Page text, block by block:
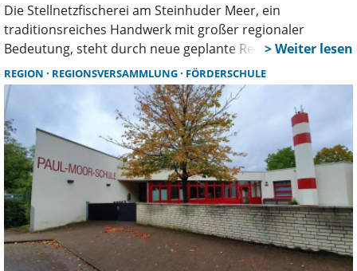
Die Stellnetzfischerei am Steinhuder Meer, ein
traditionsreiches Handwerk mit großer regionaler
Bedeutung, steht durch neue geplante Regelungen der
Region Hannover vor existenziellen Herausforderungen.
Der FDP-Regionsabgeordnete Daniel Farnung fordert
daher eine Überprüfung.
REGION REGIONSVERSAMMLUNG FÖRDERSCHULE